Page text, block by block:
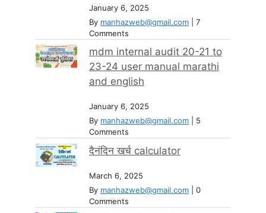
January 6, 2025
By manhazweb@gmail.com
7
Comments
mdm internal audit 20-21 to
23-24 user manual marathi
and english
January 6, 2025
By manhazweb@gmail.com
5
Comments
दैनंदिन खर्च calculator
March 6, 2025
By manhazweb@gmail.com
0
Comments